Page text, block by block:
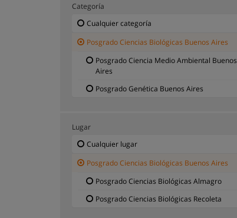
Categoría
Cualquier categoría
Posgrado Ciencias Biológicas Buenos Aires
Posgrado Ciencia Medio Ambiental Buenos
Aires
Posgrado Genética Buenos Aires
Lugar
Cualquier lugar
Posgrado Ciencias Biológicas Buenos Aires
Posgrado Ciencias Biológicas Almagro
Posgrado Ciencias Biológicas Recoleta